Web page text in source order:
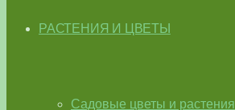
РАСТЕНИЯ И ЦВЕТЫ
Садовые цветы и растения